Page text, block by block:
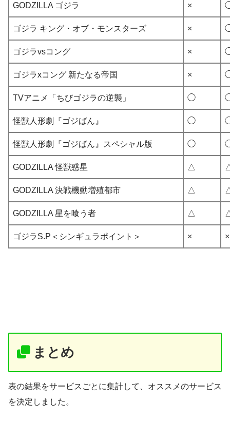
GODZILLA ゴジラ ×
ゴジラ キング・オブ・モンスターズ ×
ゴジラvsコング ×
ゴジラxコング 新たなる帝国 ×
TVアニメ「ちびゴジラの逆襲」 ◯
怪獣人形劇『ゴジばん』 ◯
怪獣人形劇『ゴジばん』スペシャル版 ◯
GODZILLA 怪獣惑星 △
GODZILLA 決戦機動増殖都市 △
GODZILLA 星を喰う者 △
ゴジラS.P＜シンギュラポイント＞ × ×
まとめ
表の結果をサービスごとに集計して、オススメのサービス
を決定しました。